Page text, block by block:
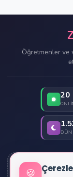
Öğretmenler ve
20
DÜN
🍪